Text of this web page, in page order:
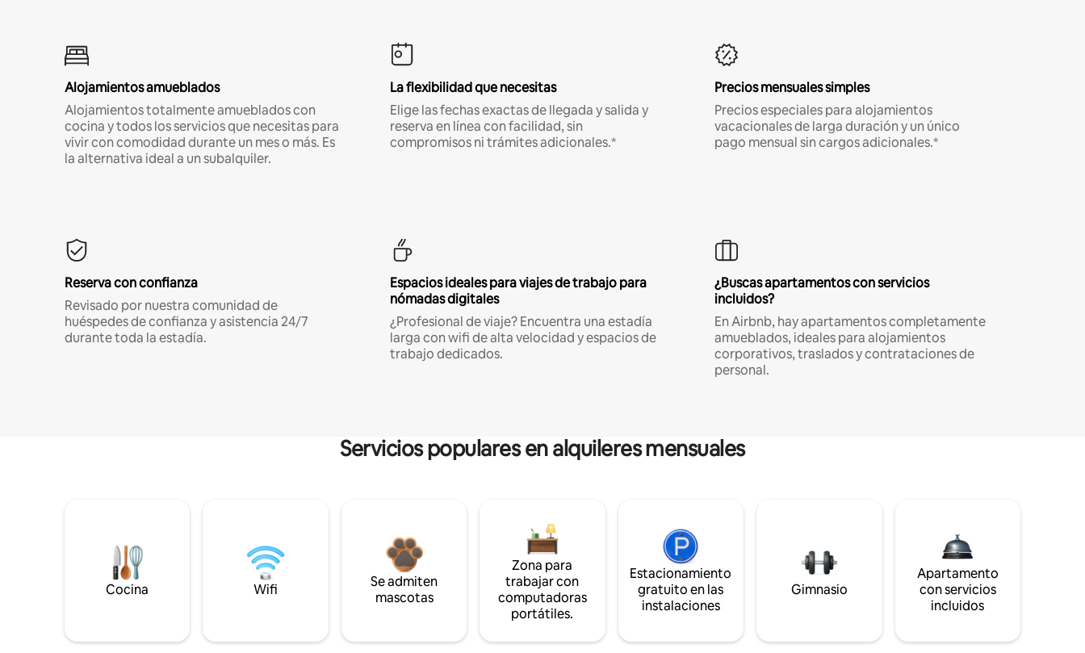
Alojamientos amueblados
Alojamientos totalmente amueblados con
cocina y todos los servicios que necesitas para
vivir con comodidad durante un mes o más. Es
la alternativa ideal a un subalquiler.
La flexibilidad que necesitas
Elige las fechas exactas de llegada y salida y
reserva en línea con facilidad, sin
compromisos ni trámites adicionales.*
Precios mensuales simples
Precios especiales para alojamientos
vacacionales de larga duración y un único
pago mensual sin cargos adicionales.*
Reserva con confianza
Revisado por nuestra comunidad de
huéspedes de confianza y asistencia 24/7
durante toda la estadía.
Espacios ideales para viajes de trabajo para
nómadas digitales
¿Profesional de viaje? Encuentra una estadía
larga con wifi de alta velocidad y espacios de
trabajo dedicados.
¿Buscas apartamentos con servicios
incluidos?
En Airbnb, hay apartamentos completamente
amueblados, ideales para alojamientos
corporativos, traslados y contrataciones de
personal.
Servicios populares en alquileres mensuales
Cocina Wifi
Se admiten
mascotas
Zona para
trabajar con
computadoras
portátiles.
Estacionamiento
gratuito en las
instalaciones
Gimnasio
Apartamento
con servicios
incluidos